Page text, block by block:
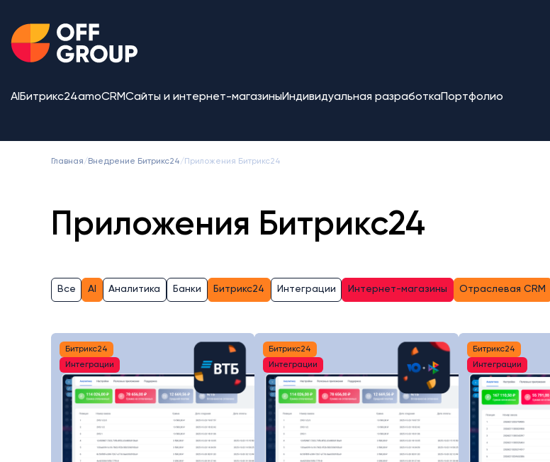
AI Битрикс24amoCRMСайты и интернет-магазиныИндивидуальная разработкаПортфолио
Главная/ Внедрение Битрикс24/ Приложения Битрикс24
Приложения Битрикс24
Все AI Аналитика Банки Битрикс24 Интеграции Интернет-магазины Отраслевая CRM
Битрикс24
Интеграции
Битрикс24
Интеграции
Битрикс24
Интеграции